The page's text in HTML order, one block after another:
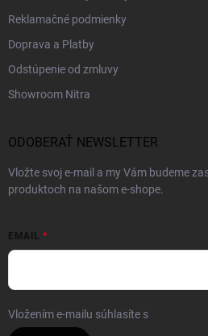
Reklamačné podmienky
Doprava a Platby
Odstúpenie od zmluvy
Showroom Nitra
ODOBERAŤ NEWSLETTER
Vložte svoj e-mail a my Vám budeme
produktoch na našom e-shope.
EMAIL
Vložením e-mailu súhlasíte s